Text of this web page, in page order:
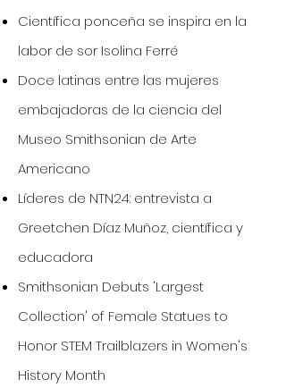
Científica ponceña se inspira en la
labor de sor Isolina Ferré
Doce latinas entre las mujeres
embajadoras de la ciencia del
Museo Smithsonian de Arte
Americano
Líderes de NTN24: entrevista a
Greetchen Díaz Muñoz, científica y
educadora
Smithsonian Debuts 'Largest
Collection' of Female Statues to
Honor STEM Trailblazers in Women's
History Month